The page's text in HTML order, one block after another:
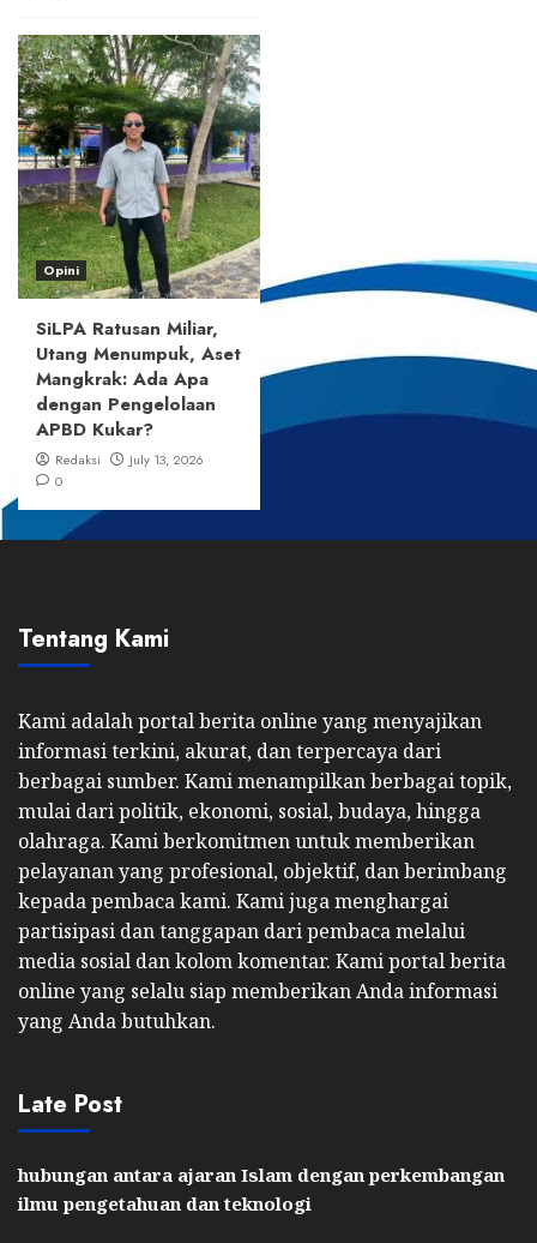
Opini
SiLPA Ratusan Miliar,
Utang Menumpuk, Aset
Mangkrak: Ada Apa
dengan Pengelolaan
APBD Kukar?
Redaksi
July 13, 2026
0
Tentang Kami
Kami adalah portal berita online yang menyajikan
informasi terkini, akurat, dan terpercaya dari
berbagai sumber. Kami menampilkan berbagai topik,
mulai dari politik, ekonomi, sosial, budaya, hingga
olahraga. Kami berkomitmen untuk memberikan
pelayanan yang profesional, objektif, dan berimbang
kepada pembaca kami. Kami juga menghargai
partisipasi dan tanggapan dari pembaca melalui
media sosial dan kolom komentar. Kami portal berita
online yang selalu siap memberikan Anda informasi
yang Anda butuhkan.
Late Post
hubungan antara ajaran Islam dengan perkembangan
ilmu pengetahuan dan teknologi